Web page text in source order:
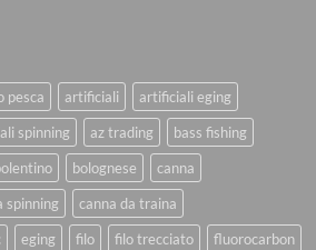
pesca artificiali
artificiali eging
spinning az trading
bass fishing
bolognese
canna
spinning
canna da traina
eging filo filo trecciato
fluorocarbon